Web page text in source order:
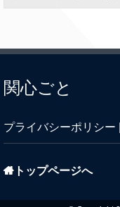
関心ごと
プライバシーポリシー
トップページへ